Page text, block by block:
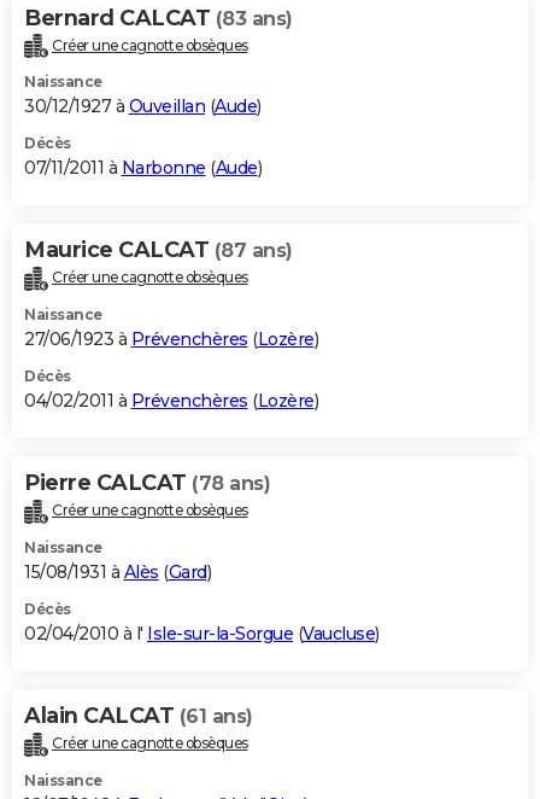
Bernard CALCAT (83 ans)
Créer une cagnotte obsèques
Naissance
30/12/1927 à Ouveillan (Aude)
Décès
07/11/2011 à Narbonne (Aude)
Maurice CALCAT (87 ans)
Créer une cagnotte obsèques
Naissance
27/06/1923 à Prévenchères (Lozère)
Décès
04/02/2011 à Prévenchères (Lozère)
Pierre CALCAT (78 ans)
Créer une cagnotte obsèques
Naissance
15/08/1931 à Alès (Gard)
Décès
02/04/2010 à l' Isle-sur-la-Sorgue (Vaucluse)
Alain CALCAT (61 ans)
Créer une cagnotte obsèques
Naissance